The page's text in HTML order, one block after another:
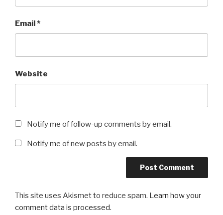
Email*
Website
Notify me of follow-up comments by email.
Notify me of new posts by email.
This site uses Akismet to reduce spam. Learn how your
comment data is processed.